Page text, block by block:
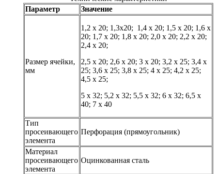
Параметр
Значение
Размер ячейки,
мм
1,2 х 20; 1,3х20; 1,4 х 20; 1,5 х 20; 1,6 х
20; 1,7 х 20; 1,8 х 20; 2,0 х 20; 2,2 х 20;
2,4 х 20;
2,5 х 20; 2,6 х 20; 3 х 20; 3,2 х 25; 3,4 х
25; 3,6 х 25; 3,8 х 25; 4 х 25; 4,2 х 25;
4,5 х 25;
5 х 32; 5,2 х 32; 5,5 х 32; 6 х 32; 6,5 х
40; 7 х 40
Тип
просеивающего
элемента
Перфорация (прямоугольник)
Материал
просеивающего
элемента
Оцинкованная сталь